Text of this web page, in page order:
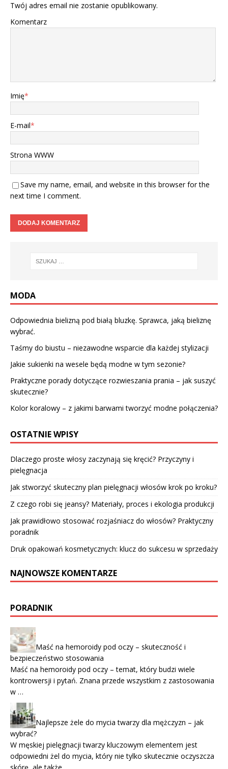
Twój adres email nie zostanie opublikowany.
Komentarz
Imię*
E-mail*
Strona WWW
Save my name, email, and website in this browser for the
next time I comment.
MODA
Odpowiednia bielizną pod białą bluzkę. Sprawca, jaką bieliznę
wybrać.
Taśmy do biustu – niezawodne wsparcie dla każdej stylizacji
Jakie sukienki na wesele będą modne w tym sezonie?
Praktyczne porady dotyczące rozwieszania prania – jak suszyć
skutecznie?
Kolor koralowy – z jakimi barwami tworzyć modne połączenia?
OSTATNIE WPISY
Dlaczego proste włosy zaczynają się kręcić? Przyczyny i
pielęgnacja
Jak stworzyć skuteczny plan pielęgnacji włosów krok po kroku?
Z czego robi się jeansy? Materiały, proces i ekologia produkcji
Jak prawidłowo stosować rozjaśniacz do włosów? Praktyczny
poradnik
Druk opakowań kosmetycznych: klucz do sukcesu w sprzedaży
NAJNOWSZE KOMENTARZE
PORADNIK
Maść na hemoroidy pod oczy – skuteczność i
bezpieczeństwo stosowania
Maść na hemoroidy pod oczy – temat, który budzi wiele
kontrowersji i pytań. Znana przede wszystkim z zastosowania
w …
Najlepsze żele do mycia twarzy dla mężczyzn – jak
wybrać?
W męskiej pielęgnacji twarzy kluczowym elementem jest
odpowiedni żel do mycia, który nie tylko skutecznie oczyszcza